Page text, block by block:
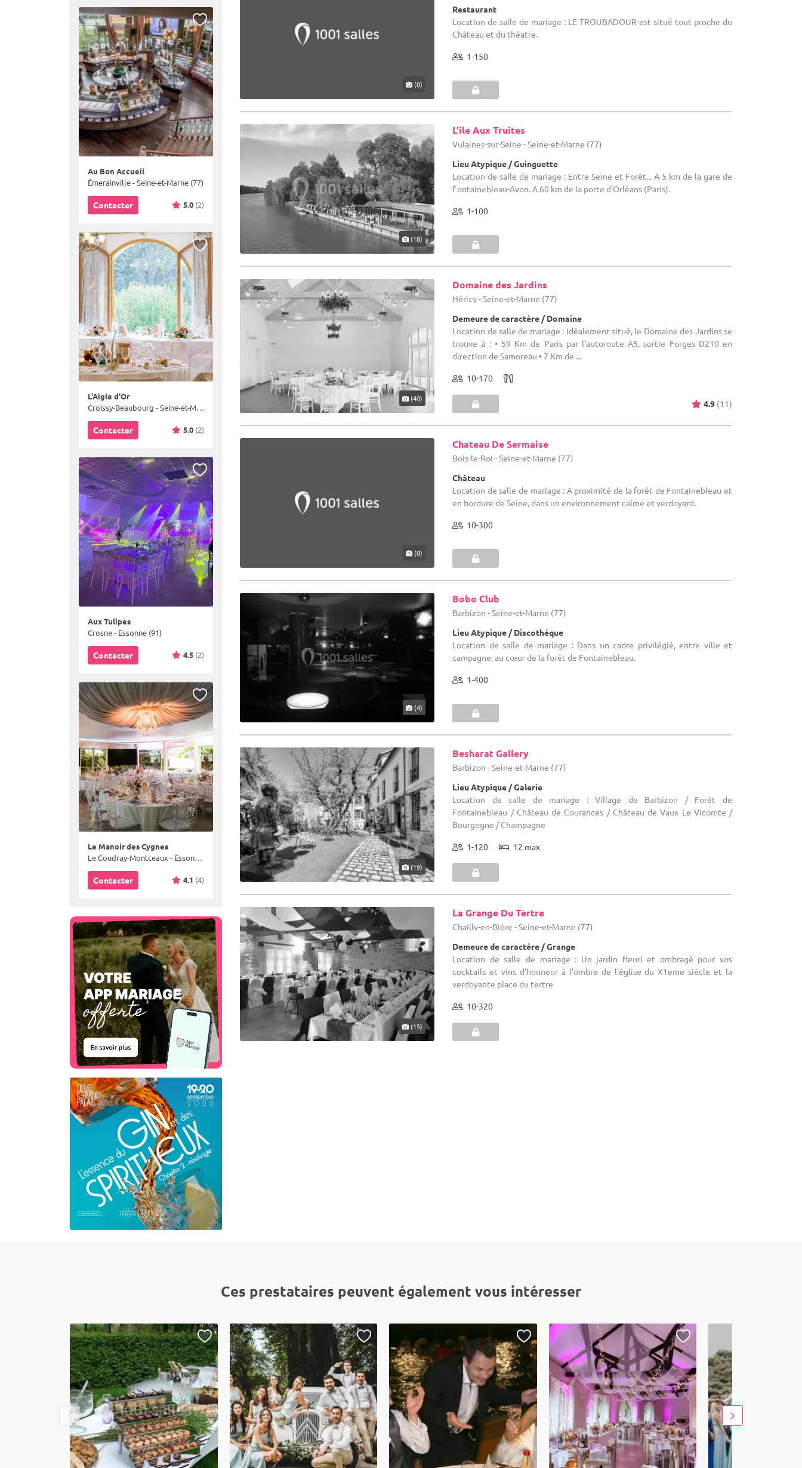
Au Bon Accueil
Émerainville - Seine-et-Marne (77)
Contacter 5.0 (2)
L'Aigle d'Or
Croissy-Beaubourg - Seine-et-Marne (77)
Contacter 5.0 (2)
Aux Tulipes
Crosne - Essonne (91)
Contacter 4.5 (2)
Le Manoir des Cygnes
Le Coudray-Montceaux - Essonne (91)
Contacter 4.1 (4)
(0)
Restaurant
Location de salle de mariage : LE TROUBADOUR est situé tout proche du
Château et du théatre.
1-150
(18)
L'ile Aux Truites
Vulaines-sur-Seine - Seine-et-Marne (77)
Lieu Atypique / Guinguette
Location de salle de mariage : Entre Seine et Forêt... A 5 km de la gare de
Fontainebleau-Avon. A 60 km de la porte d'Orléans (Paris).
1-100
(40)
Domaine des Jardins
Héricy - Seine-et-Marne (77)
Demeure de caractère / Domaine
Location de salle de mariage : Idéalement situé, le Domaine des Jardins se
trouve à : • 59 Km de Paris par l’autoroute A5, sortie Forges D210 en
direction de Samoreau • 7 Km de ...
10-170
4.9 (11)
(0)
Chateau De Sermaise
Bois-le-Roi - Seine-et-Marne (77)
Château
Location de salle de mariage : A proximité de la forêt de Fontainebleau et
en bordure de Seine, dans un environnement calme et verdoyant.
10-300
(4)
Bobo Club
Barbizon - Seine-et-Marne (77)
Lieu Atypique / Discothèque
Location de salle de mariage : Dans un cadre privilégié, entre ville et
campagne, au cœur de la forêt de Fontainebleau.
1-400
(19)
Besharat Gallery
Barbizon - Seine-et-Marne (77)
Lieu Atypique / Galerie
Location de salle de mariage : Village de Barbizon / Forêt de
Fontainebleau / Château de Courances / Château de Vaux Le Vicomte /
Bourgogne / Champagne
1-120 12 max
(15)
La Grange Du Tertre
Chailly-en-Bière - Seine-et-Marne (77)
Demeure de caractère / Grange
Location de salle de mariage : Un jardin fleuri et ombragé pour vos
cocktails et vins d'honneur à l'ombre de l'église du X1eme siècle et la
verdoyante place du tertre
10-320
Ces prestataires peuvent également vous intéresser